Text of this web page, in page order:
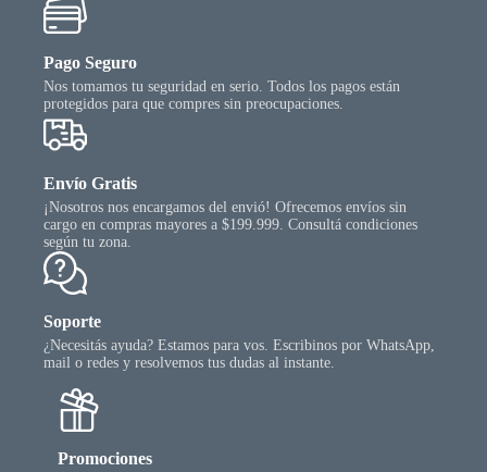
Pago Seguro
Nos tomamos tu seguridad en serio. Todos los pagos están
protegidos para que compres sin preocupaciones.
Envío Gratis
¡Nosotros nos encargamos del envió! Ofrecemos envíos sin
cargo en compras mayores a $199.999. Consultá condiciones
según tu zona.
Soporte
¿Necesitás ayuda? Estamos para vos. Escribinos por WhatsApp,
mail o redes y resolvemos tus dudas al instante.
Promociones